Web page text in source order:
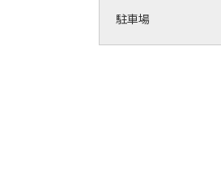
駐車場